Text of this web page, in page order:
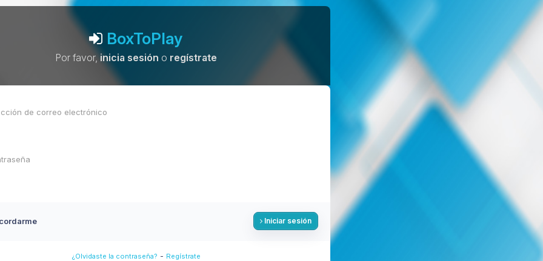
BoxToPlay
Por favor,inicia sesión o regístrate
Iniciar sesión
¿Olvidaste la contraseña? - Regístrate